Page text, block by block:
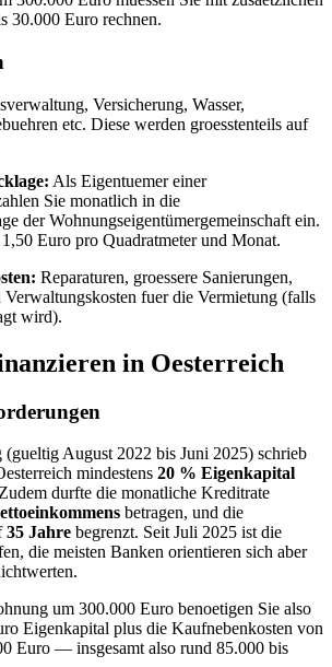
30.000 Euro rechnen.
Versicherung, Wasser,
etc. Diese werden groesstenteils auf
Als Eigentuemer einer
Sie monatlich in die
der Wohnungseigentümergemeinschaft ein.
Euro pro Quadratmeter und Monat.
Reparaturen, groessere Sanierungen,
Verwaltungskosten fuer die Vermietung (falls
wird).
in Oesterreich
August 2022 bis Juni 2025) schrieb
mindestens 20 % Eigenkapital
durfte die monatliche Kreditrate
betragen, und die
35 Jahre begrenzt. Seit Juli 2025 ist die
die meisten Banken orientieren sich aber
um 300.000 Euro benoetigen Sie also
Eigenkapital plus die Kaufnebenkosten von
Euro — insgesamt also rund 85.000 bis